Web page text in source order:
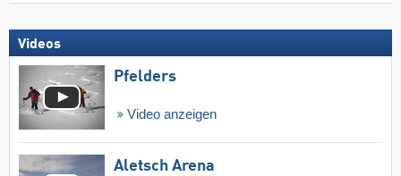
Videos
Pfelders
Video anzeigen
Aletsch Arena